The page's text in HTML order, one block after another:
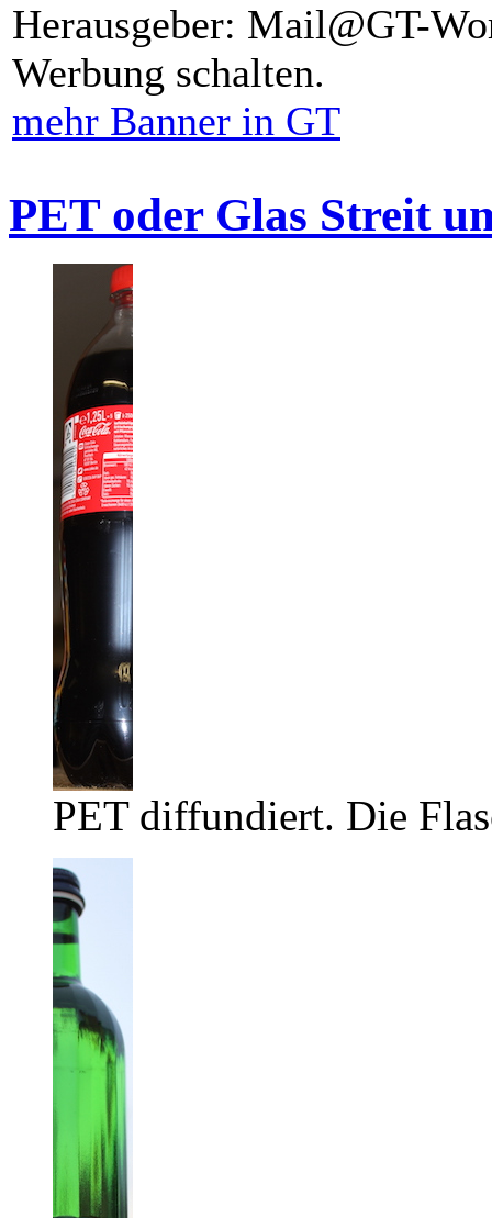
Herausgeber: Mail@GT-
Werbung schalten.
mehr Banner in GT
PET oder Glas Streit
PET diffundiert. Die